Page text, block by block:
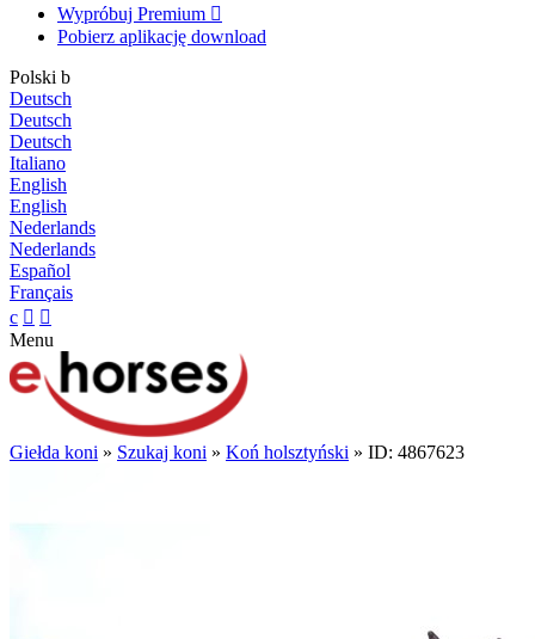
Wypróbuj Premium 
Pobierz aplikację download
Polski b
Deutsch
Deutsch
Deutsch
Italiano
English
English
Nederlands
Nederlands
Español
Français
c  
Menu
Giełda koni » Szukaj koni » Koń holsztyński » ID: 4867623